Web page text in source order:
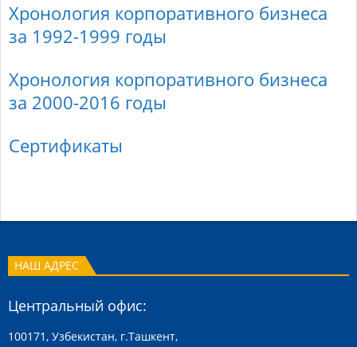
Хронология корпоративного бизнеса
за 1992-1999 годы
Хронология корпоративного бизнеса
за 2000-2016 годы
Сертификаты
10-
НАШ АДРЕС
Центральный офис:
100171, Узбекистан, г.Ташкент,